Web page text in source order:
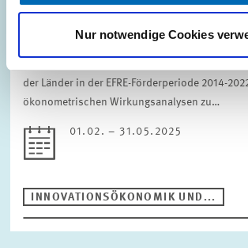
Nur notwendige Cookies
2014-2022 im Bereich der
der Länder in der EFRE-Förderperiode 2014-
ökonometrischen Wirkungsanalysen zu…
01.02. – 31.05.2025
INNOVATIONSÖKONOMIK UND...